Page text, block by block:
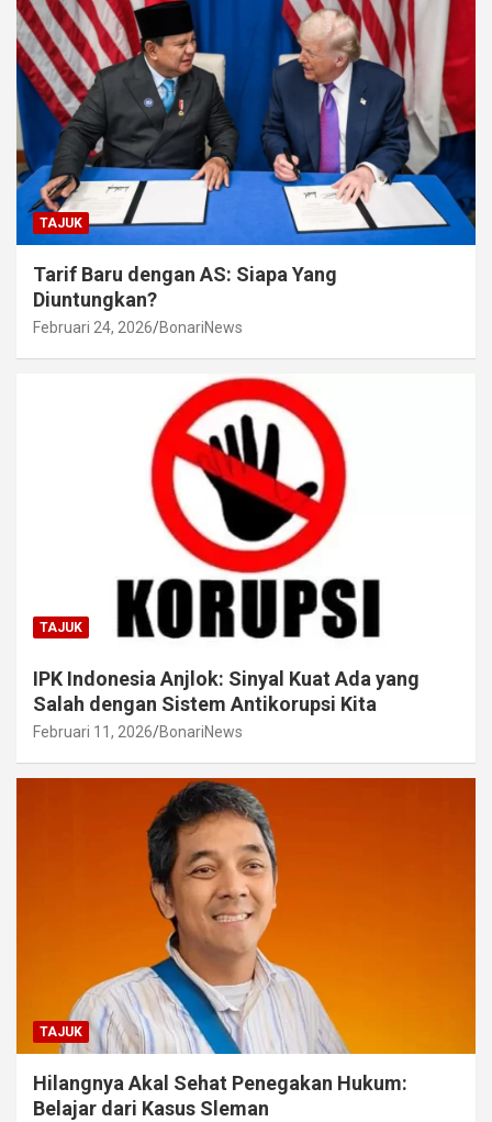
TAJUK
Tarif Baru dengan AS: Siapa Yang
Diuntungkan?
Februari 24, 2026 BonariNews
TAJUK
IPK Indonesia Anjlok: Sinyal Kuat Ada yang
Salah dengan Sistem Antikorupsi Kita
Februari 11, 2026 BonariNews
TAJUK
Hilangnya Akal Sehat Penegakan Hukum:
Belajar dari Kasus Sleman